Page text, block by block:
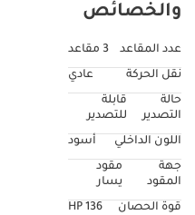
الشحن (الطول ×
440 قاعدة العجلات
(مم): 3095 نوع
سكة مشتركة، حقن
وقود إلكتروني، توربو
والخصائص
عدد المقاعد
3 مقاعد
نقل الحركة
عادي
حالة
التصدير
قابلة
للتصدير
اللون الداخلي
أسود
جهة
المقود
مقود
يسار
قوة الحصان
136 HP